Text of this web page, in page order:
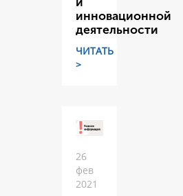
инновационной
деятельности
ЧИТАТЬ
>
26
фев
2021